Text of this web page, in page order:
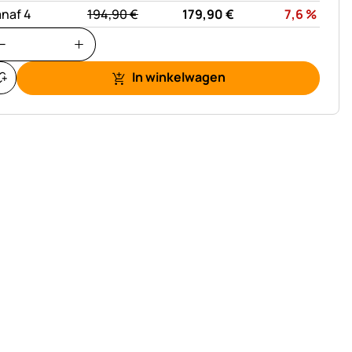
4 statt:
194,90€ 179,90€ 7,6 %
In winkelwagen